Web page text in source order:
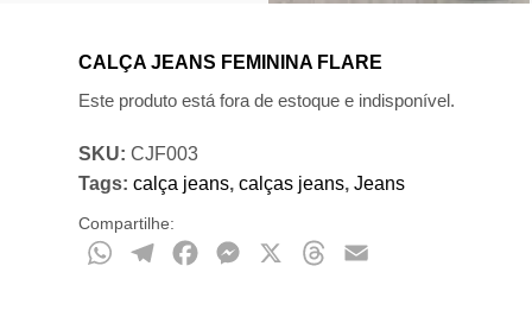
CALÇA JEANS FEMININA FLARE
Este produto está fora de estoque e indisponível.
SKU: CJF003
Tags: calça jeans, calças jeans, Jeans
Compartilhe:
WhatsAppTelegramFacebookMessenger Threads